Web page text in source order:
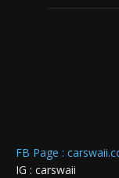
FB Page :
IG : carswaii